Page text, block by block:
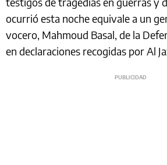
ocurrió esta noche equivale a un
vocero, Mahmoud Basal, de la
en declaraciones recogidas por Al